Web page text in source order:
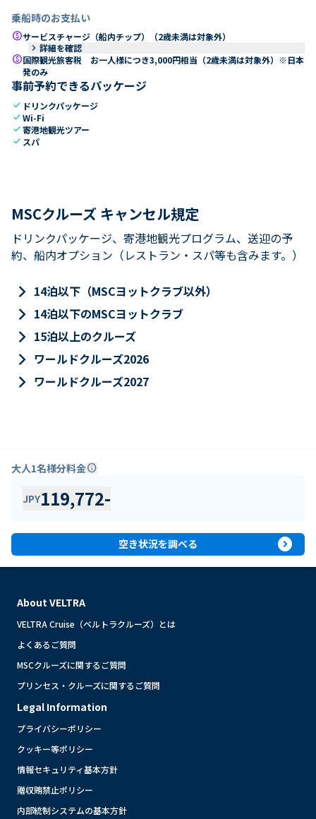
乗船時のお支払い
paidサービスチャージ（船内チップ）（2歳未満は対象外）
keyboard_arrow_right 詳細を確認
paid国際観光旅客税 お一人様につき3,000円相当（2歳未満は対象外）※日本
発のみ
事前予約できるパッケージ
check ドリンクパッケージ
checkWi-Fi
check寄港地観光ツアー
check スパ
MSCクルーズ キャンセル規定
ドリンクパッケージ、寄港地観光プログラム、送迎の予
約、船内オプション（レストラン・スパ等も含みます。）
keyboard_arrow_right 14泊以下（MSCヨットクラブ以外）
keyboard_arrow_right 14泊以下のMSCヨットクラブ
keyboard_arrow_right 15泊以上のクルーズ
keyboard_arrow_right ワールドクルーズ2026
keyboard_arrow_right ワールドクルーズ2027
大人1名様分料金info
JPY119,772-
空き状況を調べる expand_circle_right
About VELTRA
VELTRA Cruise（ベルトラクルーズ）とは
よくあるご質問
MSCクルーズに関するご質問
プリンセス・クルーズに関するご質問
Legal Information
プライバシーポリシー
クッキー等ポリシー
情報セキュリティ基本方針
贈収賄禁止ポリシー
内部統制システムの基本方針